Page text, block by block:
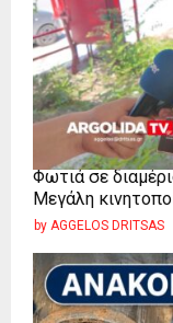
Φωτιά σε
Μεγάλη
by AGGELOS DRITSAS